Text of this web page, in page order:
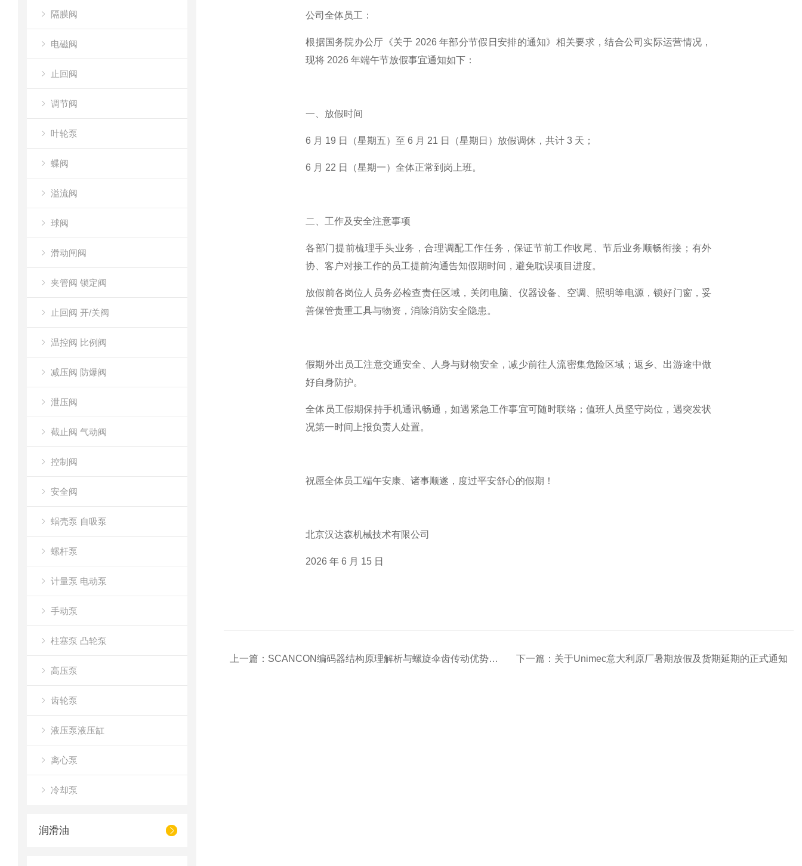
隔膜阀
电磁阀
止回阀
调节阀
叶轮泵
蝶阀
溢流阀
球阀
滑动闸阀
夹管阀 锁定阀
止回阀 开/关阀
温控阀 比例阀
减压阀 防爆阀
泄压阀
截止阀 气动阀
控制阀
安全阀
蜗壳泵 自吸泵
螺杆泵
计量泵 电动泵
手动泵
柱塞泵 凸轮泵
高压泵
齿轮泵
液压泵液压缸
离心泵
冷却泵
润滑油
公司全体员工：
根据国务院办公厅《关于 2026 年部分节假日安排的通知》相关要求，结合公司实际运营情况，
现将 2026 年端午节放假事宜通知如下：
一、放假时间
6 月 19 日（星期五）至 6 月 21 日（星期日）放假调休，共计 3 天；
6 月 22 日（星期一）全体正常到岗上班。
二、工作及安全注意事项
各部门提前梳理手头业务，合理调配工作任务，保证节前工作收尾、节后业务顺畅衔接；有外
协、客户对接工作的员工提前沟通告知假期时间，避免耽误项目进度。
放假前各岗位人员务必检查责任区域，关闭电脑、仪器设备、空调、照明等电源，锁好门窗，妥
善保管贵重工具与物资，消除消防安全隐患。
假期外出员工注意交通安全、人身与财物安全，减少前往人流密集危险区域；返乡、出游途中做
好自身防护。
全体员工假期保持手机通讯畅通，如遇紧急工作事宜可随时联络；值班人员坚守岗位，遇突发状
况第一时间上报负责人处置。
祝愿全体员工端午安康、诸事顺遂，度过平安舒心的假期！
北京汉达森机械技术有限公司
2026 年 6 月 15 日
上一篇： SCANCON编码器结构原理解析与螺旋伞齿传动优势说明 下一篇： 关于Unimec意大利原厂暑期放假及货期延期的正式通知